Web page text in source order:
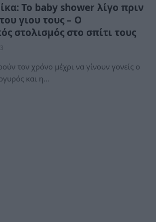
Το baby shower λίγο πριν
γιου τους – Ο
στολισμός στο σπίτι τους
τον χρόνο μέχρι να γίνουν γονείς ο
και η…